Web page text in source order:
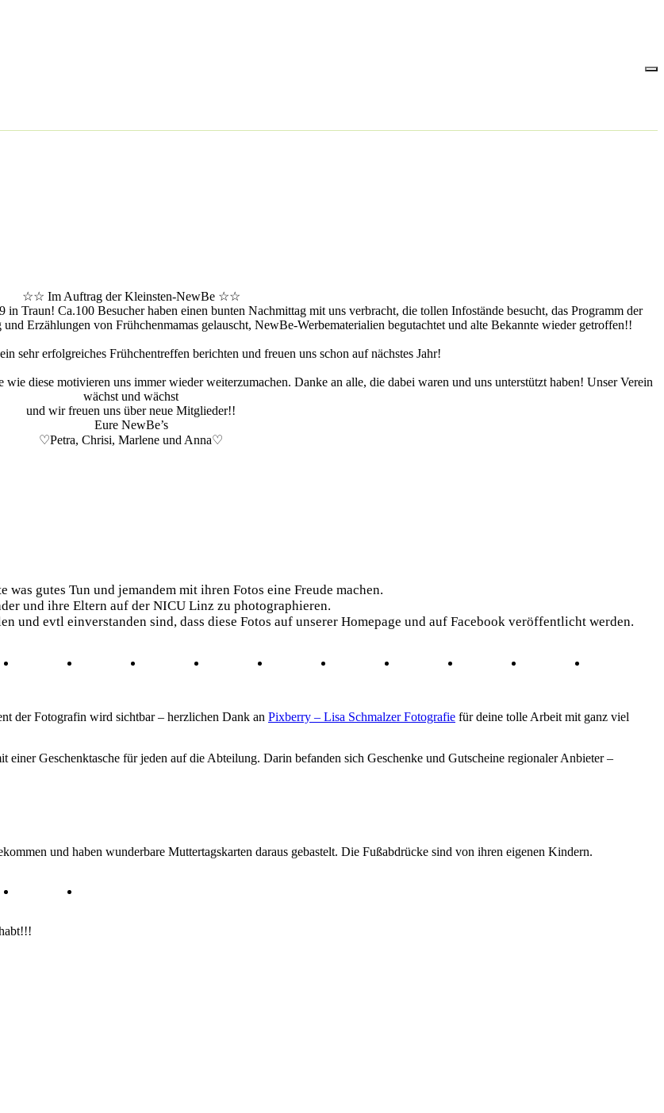
☆☆ Im Auftrag der Kleinsten-NewBe ☆☆
Traun! Ca.100 Besucher haben einen bunten Nachmittag mit uns verbracht, die tollen Infostände besucht, das Programm der
Erzählungen von Frühchenmamas gelauscht, NewBe-Werbematerialien begutachtet und alte Bekannte wieder getroffen!!
sehr erfolgreiches Frühchentreffen berichten und freuen uns schon auf nächstes Jahr!
diese motivieren uns immer wieder weiterzumachen. Danke an alle, die dabei waren und uns unterstützt haben! Unser Verein
wächst und wächst
und wir freuen uns über neue Mitglieder!!
Eure NewBe’s
♡Petra, Chrisi, Marlene und Anna♡
gutes Tun und jemandem mit ihren Fotos eine Freude machen.
und ihre Eltern auf der NICU Linz zu photographieren.
und evtl einverstanden sind, dass diese Fotos auf unserer Homepage und auf Facebook veröffentlicht werden.
der Fotografin wird sichtbar – herzlichen Dank an Pixberry – Lisa Schmalzer Fotografie für deine tolle Arbeit mit ganz viel
Geschenktasche für jeden auf die Abteilung. Darin befanden sich Geschenke und Gutscheine regionaler Anbieter –
und haben wunderbare Muttertagskarten daraus gebastelt. Die Fußabdrücke sind von ihren eigenen Kindern.